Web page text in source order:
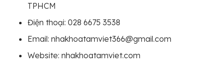
TPHCM
Điện thoại: 028 6675 3538
Email: nhakhoatamviet366@gmail.com
Website: nhakhoatamviet.com